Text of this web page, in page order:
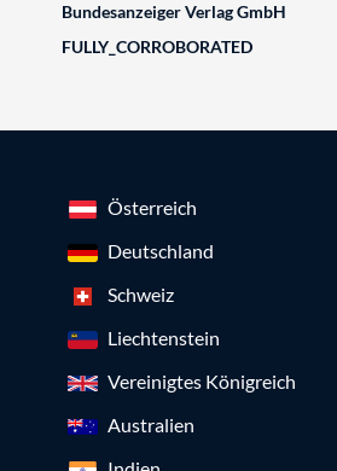
Bundesanzeiger Verlag GmbH
FULLY_CORROBORATED
Österreich
Deutschland
Schweiz
Liechtenstein
Vereinigtes Königreich
Australien